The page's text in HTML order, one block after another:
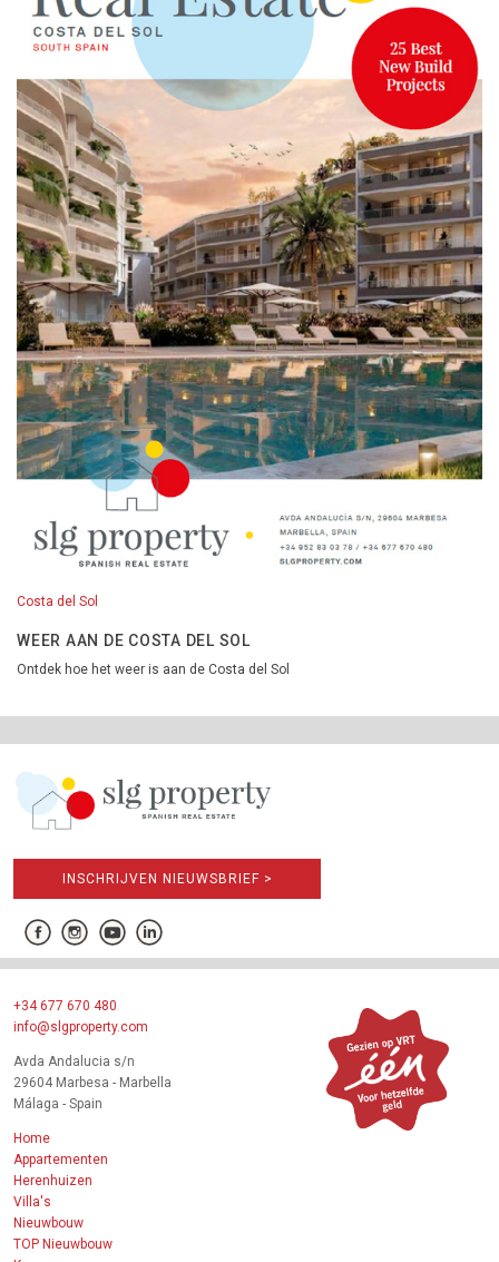
Costa del Sol
WEER AAN DE COSTA DEL SOL
Ontdek hoe het weer is aan de Costa del Sol
INSCHRIJVEN NIEUWSBRIEF >
+34 677 670 480
info@slgproperty.com
Avda Andalucia s/n
29604 Marbesa - Marbella
Málaga - Spain
Home
Appartementen
Herenhuizen
Villa's
Nieuwbouw
TOP Nieuwbouw